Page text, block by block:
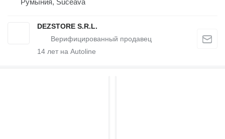
Румыния, Suceava
DEZSTORE S.R.L.
14 лет на Autoline